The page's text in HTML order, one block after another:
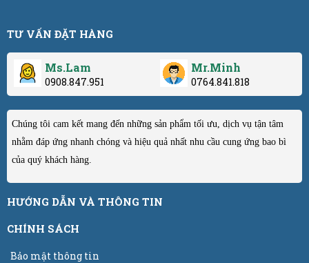
TƯ VẤN ĐẶT HÀNG
Ms.Lam
0908.847.951
Mr.Minh
0764.841.818
Chúng tôi cam kết mang đến những sản phẩm tối ưu, dịch vụ tận tâm
nhằm đáp ứng nhanh chóng và hiệu quả nhất nhu cầu cung ứng bao bì
của quý khách hàng.
HƯỚNG DẪN VÀ THÔNG TIN
CHÍNH SÁCH
Bảo mật thông tin